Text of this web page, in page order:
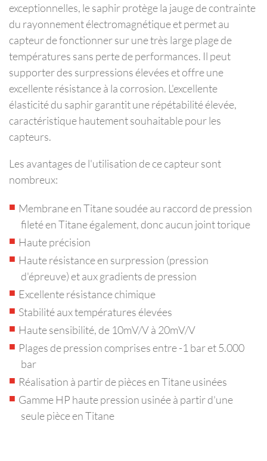
exceptionnelles, le saphir protège la jauge de contrainte
du rayonnement électromagnétique et permet au
capteur de fonctionner sur une très large plage de
températures sans perte de performances. Il peut
supporter des surpressions élevées et offre une
excellente résistance à la corrosion. L'excellente
élasticité du saphir garantit une répétabilité élevée,
caractéristique hautement souhaitable pour les
capteurs.
Les avantages de l'utilisation de ce capteur sont
nombreux:
Membrane en Titane soudée au raccord de pression
fileté en Titane également, donc aucun joint torique
Haute précision
Haute résistance en surpression (pression
d'épreuve) et aux gradients de pression
Excellente résistance chimique
Stabilité aux températures élevées
Haute sensibilité, de 10mV/V à 20mV/V
Plages de pression comprises entre -1 bar et 5.000
bar
Réalisation à partir de pièces en Titane usinées
Gamme HP haute pression usinée à partir d'une
seule pièce en Titane